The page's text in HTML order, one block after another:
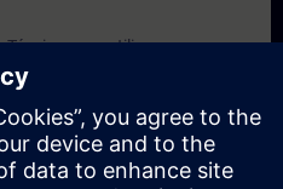
Técnicos que utilizam ou